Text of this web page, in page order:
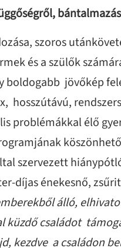
szoros
és a szülők
jövőkép
hosszútávú,
problémákkal élő
szervezett
díjas énekesnő,
álló,
küzdő családot
kezdve a családon